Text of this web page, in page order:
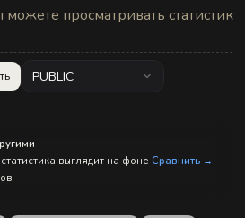
просматривать статистику
PUBLIC
выглядит на фоне Сравнить →